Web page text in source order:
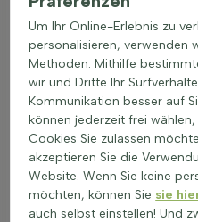
Choisya ternata 'White
sonnigen bis halbschattigen
Gartenboden ist ideal, da
sollte. Diese Pflanze
leicht feucht, aber nicht zu
vor starkem Wind bewahrt,
und die reiche Blüte. Die
intensiveren Blütenpracht
Wuchs. Diese wintergrüne
die Bepflanzung in Beeten
ganze Jahr über einen
Um Ihr Online-Erlebnis zu
personalisieren, verwenden
Methoden. Mithilfe
wir und Dritte Ihr
Kommunikation besser auf
können jederzeit frei
Cookies Sie zulassen
akzeptieren Sie die
Website. Wenn Sie keine
möchten, können Sie sie
auch selbst einstellen! Und